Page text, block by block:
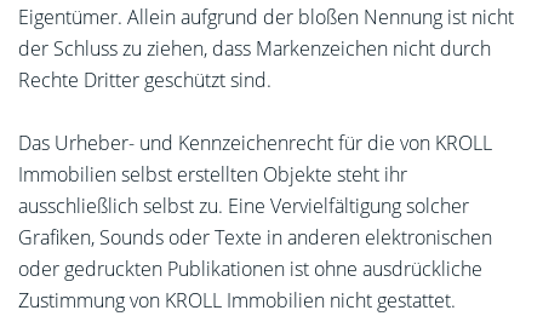
Eigentümer. Allein aufgrund der bloßen Nennung ist nicht
der Schluss zu ziehen, dass Markenzeichen nicht durch
Rechte Dritter geschützt sind.
Das Urheber- und Kennzeichenrecht für die von KROLL
Immobilien selbst erstellten Objekte steht ihr
ausschließlich selbst zu. Eine Vervielfältigung solcher
Grafiken, Sounds oder Texte in anderen elektronischen
oder gedruckten Publikationen ist ohne ausdrückliche
Zustimmung von KROLL Immobilien nicht gestattet.